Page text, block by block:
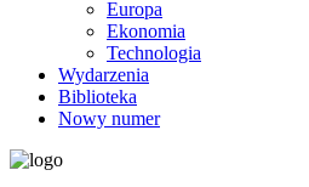
Europa
Ekonomia
Technologia
Wydarzenia
Biblioteka
Nowy numer